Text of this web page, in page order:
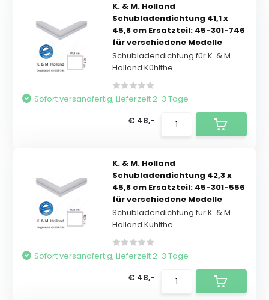
K. & M. Holland
Schubladendichtung 41,1 x
45,8 cm Ersatzteil: 45-301-746
für verschiedene Modelle
Schubladendichtung für K. & M.
Holland Kühlthe...
Sofort versandfertig, Lieferzeit 2-3 Tage
€ 48,-
K. & M. Holland
Schubladendichtung 42,3 x
45,8 cm Ersatzteil: 45-301-556
für verschiedene Modelle
Schubladendichtung für K. & M.
Holland Kühlthe...
Sofort versandfertig, Lieferzeit 2-3 Tage
€ 48,-